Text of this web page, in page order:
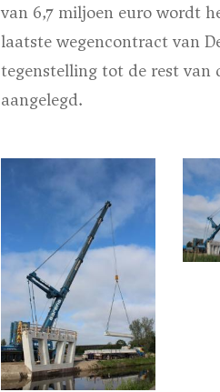
van 6,7 miljoen euro wordt
laatste wegencontract van
tegenstelling tot de rest van
aangelegd.